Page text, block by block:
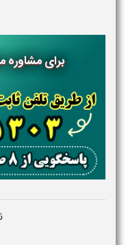
برای مشاوره